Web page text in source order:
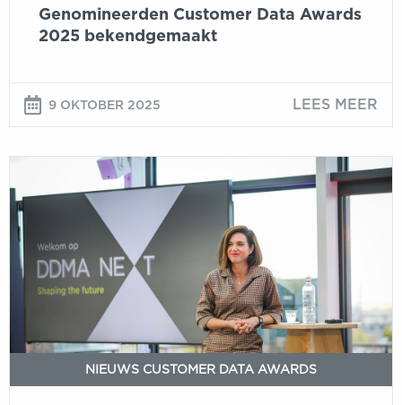
Genomineerden Customer Data Awards
2025 bekendgemaakt
9 OKTOBER 2025 LEES MEER
Ticketverkoop
DDMA
NEXT
2025
gestart:
ontdek
waar
naartoe
NIEUWS CUSTOMER DATA AWARDS